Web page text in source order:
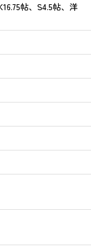
帖、S4.5帖、洋